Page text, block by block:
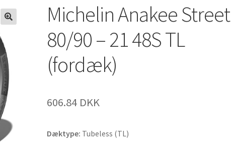
Michelin Anakee Street
80/90 – 21 48S TL
(fordæk)
606.84 DKK
Dæktype: Tubeless (TL)